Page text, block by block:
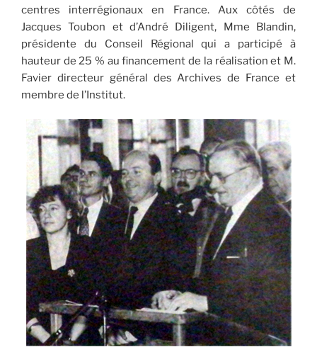
centres interrégionaux en France. Aux côtés de
Jacques Toubon et d’André Diligent, Mme Blandin,
présidente du Conseil Régional qui a participé à
hauteur de 25 % au financement de la réalisation et M.
Favier directeur général des Archives de France et
membre de l’Institut.